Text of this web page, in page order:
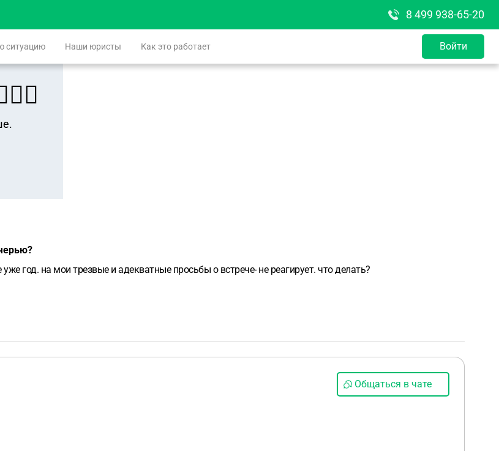
8 499 938-65-20
ситуацию Наши юристы Как это работает Войти
год. на мои трезвые и адекватные просьбы о встрече- не реагирует. что делать?
Общаться в чате